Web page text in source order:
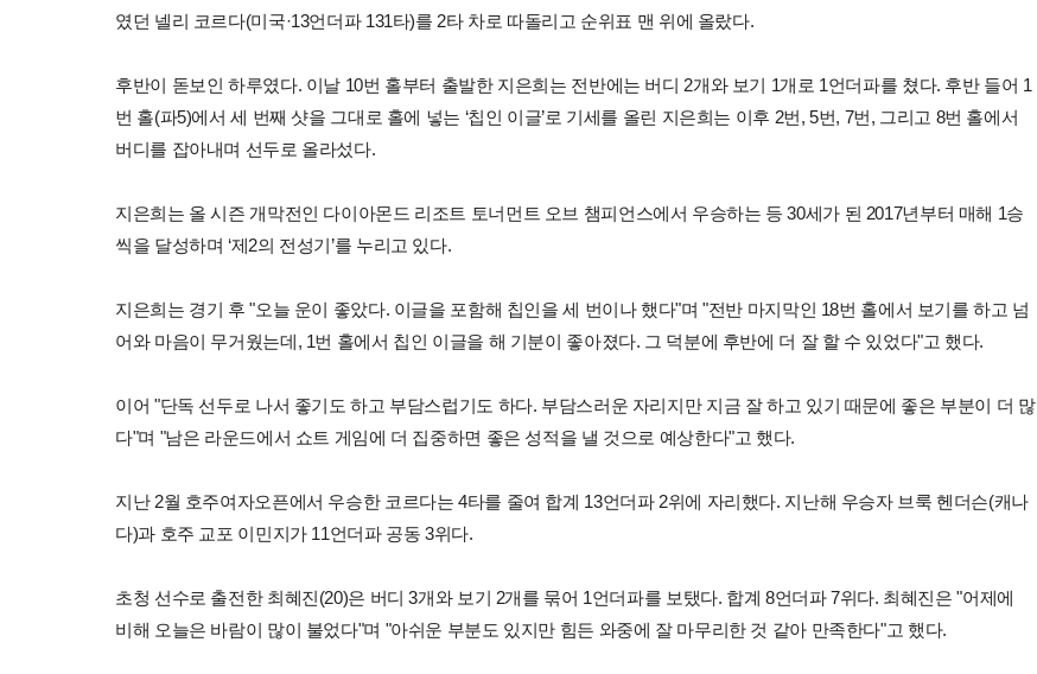
였던 넬리 코르다(미국·13언더파 131타)를 2타 차로 따돌리고 순위표 맨 위에 올랐다.
후반이 돋보인 하루였다. 이날 10번 홀부터 출발한 지은희는 전반에는 버디 2개와 보기 1개로 1언더파를 쳤다. 후반 들어 1
번 홀(파5)에서 세 번째 샷을 그대로 홀에 넣는 ‘칩인 이글’로 기세를 올린 지은희는 이후 2번, 5번, 7번, 그리고 8번 홀에서
버디를 잡아내며 선두로 올라섰다.
지은희는 올 시즌 개막전인 다이아몬드 리조트 토너먼트 오브 챔피언스에서 우승하는 등 30세가 된 2017년부터 매해 1승
씩을 달성하며 ‘제2의 전성기’를 누리고 있다.
지은희는 경기 후 "오늘 운이 좋았다. 이글을 포함해 칩인을 세 번이나 했다"며 "전반 마지막인 18번 홀에서 보기를 하고 넘
어와 마음이 무거웠는데, 1번 홀에서 칩인 이글을 해 기분이 좋아졌다. 그 덕분에 후반에 더 잘 할 수 있었다"고 했다.
이어 "단독 선두로 나서 좋기도 하고 부담스럽기도 하다. 부담스러운 자리지만 지금 잘 하고 있기 때문에 좋은 부분이 더 많
다"며 "남은 라운드에서 쇼트 게임에 더 집중하면 좋은 성적을 낼 것으로 예상한다"고 했다.
지난 2월 호주여자오픈에서 우승한 코르다는 4타를 줄여 합계 13언더파 2위에 자리했다. 지난해 우승자 브룩 헨더슨(캐나
다)과 호주 교포 이민지가 11언더파 공동 3위다.
초청 선수로 출전한 최혜진(20)은 버디 3개와 보기 2개를 묶어 1언더파를 보탰다. 합계 8언더파 7위다. 최혜진은 "어제에
비해 오늘은 바람이 많이 불었다"며 "아쉬운 부분도 있지만 힘든 와중에 잘 마무리한 것 같아 만족한다"고 했다.